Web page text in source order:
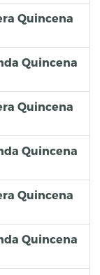
Quincena
Quincena
Quincena
Quincena
Quincena
Quincena